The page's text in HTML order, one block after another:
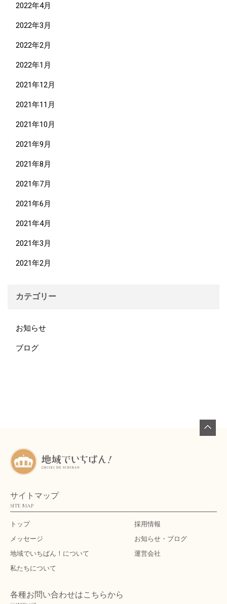
2022年4月
2022年3月
2022年2月
2022年1月
2021年12月
2021年11月
2021年10月
2021年9月
2021年8月
2021年7月
2021年6月
2021年4月
2021年3月
2021年2月
カテゴリー
お知らせ
ブログ
サイトマップ
SITE MAP
トップ
採用情報
メッセージ
お知らせ・ブログ
地域でいちばん！について
運営会社
私たちについて
各種お問い合わせはこちらから